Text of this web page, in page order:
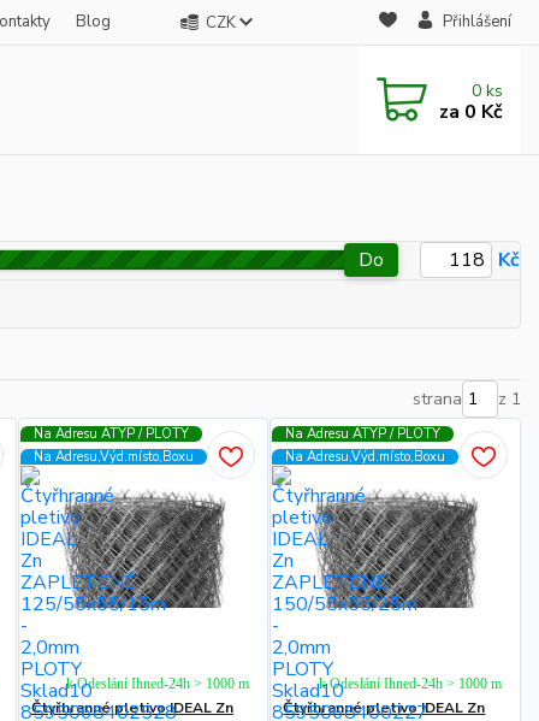
Blog CZK Přihlášení
0 ks
za 0 Kč
Do Kč
strana z 1
Na Adresu ATYP / PLOTY
Na Adresu,Výd.místo,Boxu
Čtyřhranné pletivo IDEAL Zn
k Odeslání Ihned-24h > 1000 m
Na Adresu ATYP / PLOTY
Na Adresu,Výd.místo,Boxu
Čtyřhranné pletivo IDEAL Zn
k Odeslání Ihned-24h > 1000 m